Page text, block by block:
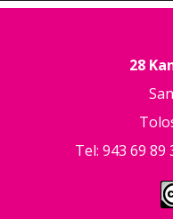
28
Tel: 943 69 89